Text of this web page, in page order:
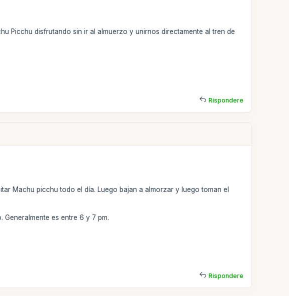
Picchu disfrutando sin ir al almuerzo y unirnos directamente al tren de
Rispondere
Machu picchu todo el día. Luego bajan a almorzar y luego toman el
es entre 6 y 7 pm.
Rispondere